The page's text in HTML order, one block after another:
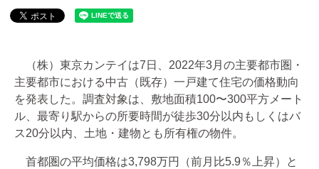
（株）東京カンテイは7日、2022年3月の主要都市圏・
主要都市における中古（既存）一戸建て住宅の価格動向
を発表した。調査対象は、敷地面積100〜300平方メート
ル、最寄り駅からの所要時間が徒歩30分以内もしくはバ
ス20分以内、土地・建物とも所有権の物件。
首都圏の平均価格は3,798万円（前月比5.9％上昇）と